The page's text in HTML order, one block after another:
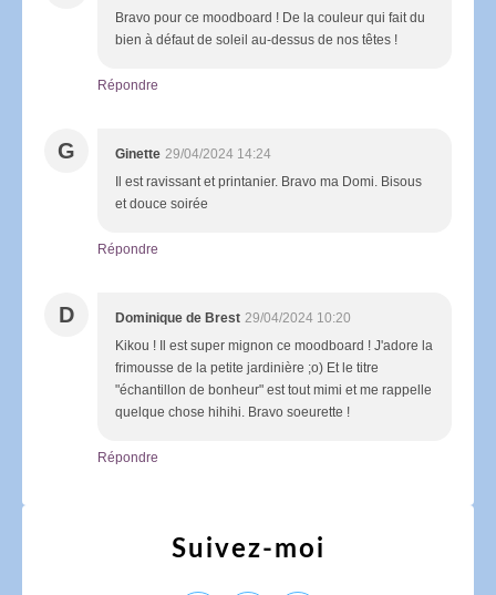
Bravo pour ce moodboard ! De la couleur qui fait du
bien à défaut de soleil au-dessus de nos têtes !
Répondre
G Ginette 29/04/2024 14:24
Il est ravissant et printanier. Bravo ma Domi. Bisous
et douce soirée
Répondre
D Dominique de Brest 29/04/2024 10:20
Kikou ! Il est super mignon ce moodboard ! J'adore la
frimousse de la petite jardinière ;o) Et le titre
"échantillon de bonheur" est tout mimi et me rappelle
quelque chose hihihi. Bravo soeurette !
Répondre
Suivez-moi